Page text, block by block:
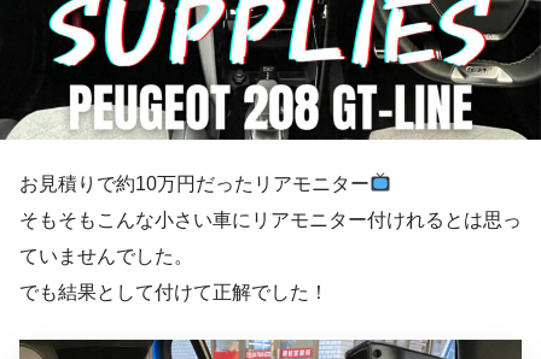
お見積りで約10万円だったリアモニター
そもそもこんな小さい車にリアモニター付けれるとは思っ
ていませんでした。
でも結果として付けて正解でした！